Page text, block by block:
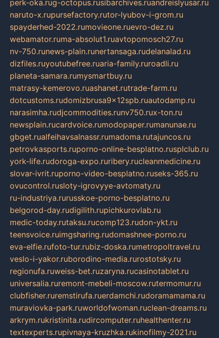
perk-oka.rug-octopus.rusibarchives.ruandreislyusar.ru
naruto-x.rupursefactory.rutor-lyubov-i-grom.ru
spayderhed-2022.rumovieone.ruevro-dez.ru
webamator.ruma-absolut1.ruavtopomosch27.ru
nv-750.runews-plain.runertansaga.rudelanalad.ru
dizfiles.ruyoutubefree.ruaria-family.ruroadli.ru
planeta-samara.rumysmartbuy.ru
matrasy-kemerovo.ruashanet.rutrade-farm.ru
dotcustoms.rudomizbrusa9x12spb.ruautodamp.ru
narasimha.rudjcommodities.runv750.rux-ton.ru
newsplain.rucardvoice.rumodopaper.rumanunae.ru
gbget.rualfeihavsalnassr.rumadoma.rutajuncos.ru
petrovkasports.ruporno-online-besplatno.rusplclub.ru
york-life.rudoroga-expo.ruribery.rucleanmedicine.ru
slovar-ivrit.ruporno-video-besplatno.ruseks-365.ru
ovucontrol.rusloty-igrovyye-avtomaty.ru
ru-industriya.rurusskoe-porno-besplatno.ru
belgorod-day.rudigilith.rupichkurovlab.ru
medic-today.rutaksu.rucomp123.rudon-ykt.ru
teensvoice.ruimgsharing.rudomashnee-porno.ru
eva-elfie.rufoto-tur.rubiz-doska.rumetropoltravel.ru
veslo-i-yakor.ruborodino-media.rurostotsky.ru
regionufa.ruweiss-bet.ruzaryna.rucasinotablet.ru
universalia.ruremont-mebeli-moscow.rutermomur.ru
clubfisher.ruremstirufa.ruerdamchi.rudoramamama.ru
muraviovka-park.ruworldofwoman.ruclean-dreams.ru
arkrym.rukristinita.rudircomputer.ruhealthenter.ru
textexperts.rupivnaya-kruzhka.rukinofilmy-2021.ru